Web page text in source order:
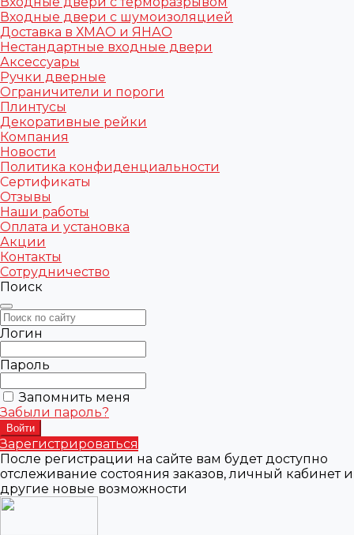
Входные двери с шумоизоляцией
Доставка в ХМАО и ЯНАО
Нестандартные входные двери
Аксессуары
Ручки дверные
Ограничители и пороги
Плинтусы
Декоративные рейки
Компания
Новости
Политика конфиденциальности
Сертификаты
Отзывы
Наши работы
Оплата и установка
Акции
Контакты
Сотрудничество
Поиск
Логин
Пароль
Запомнить меня
Забыли пароль?
Зарегистрироваться
После регистрации на сайте вам будет доступно
отслеживание состояния заказов, личный кабинет и
другие новые возможности